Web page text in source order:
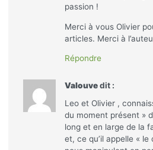
passion !
Merci à vous Olivier
articles. Merci à
Répondre
Valouve dit :
Leo et Olivier ,
du moment présent »
long et en large de la
et, ce qu’il appelle «